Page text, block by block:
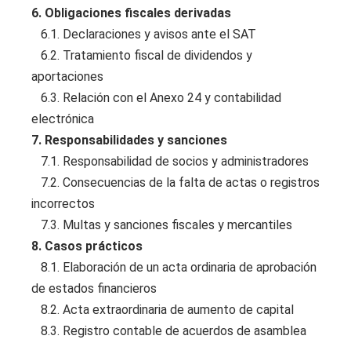
6. Obligaciones fiscales derivadas
6.1. Declaraciones y avisos ante el SAT
6.2. Tratamiento fiscal de dividendos y
aportaciones
6.3. Relación con el Anexo 24 y contabilidad
electrónica
7. Responsabilidades y sanciones
7.1. Responsabilidad de socios y administradores
7.2. Consecuencias de la falta de actas o registros
incorrectos
7.3. Multas y sanciones fiscales y mercantiles
8. Casos prácticos
8.1. Elaboración de un acta ordinaria de aprobación
de estados financieros
8.2. Acta extraordinaria de aumento de capital
8.3. Registro contable de acuerdos de asamblea